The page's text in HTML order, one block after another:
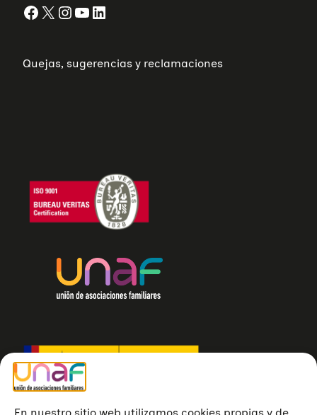
Facebook X InstagramYouTube LinkedIn
Quejas, sugerencias y reclamaciones